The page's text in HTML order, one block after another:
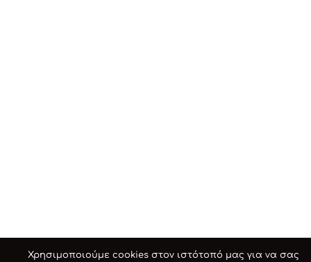
Χρησιμοποιούμε cookies στον ιστότοπό μας για να σας